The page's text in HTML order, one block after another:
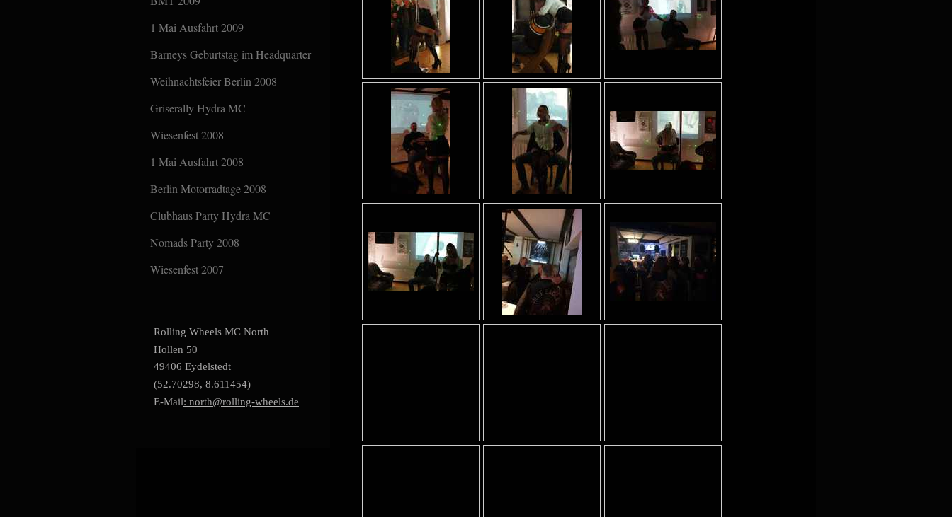
1 Mai Ausfahrt 2009
Barneys Geburtstag im Headquarter
Weihnachtsfeier Berlin 2008
Griserally Hydra MC
Wiesenfest 2008
1 Mai Ausfahrt 2008
Berlin Motorradtage 2008
Clubhaus Party Hydra MC
Nomads Party 2008
Wiesenfest 2007
Rolling Wheels MC North
Hollen 50
49406 Eydelstedt
(52.70298, 8.611454)
E-Mail: north@rolling-wheels.de